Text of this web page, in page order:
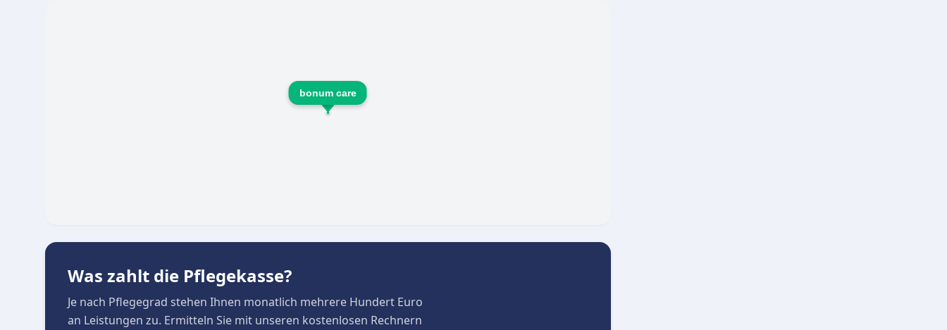
Individuelle Pflegeplanung und regelmäßige Pflegevisiten
Um eine konstante und verlässliche Versorgung im eigenen Zuhause zu gewährleisten, arbeiten
Beteiligten sichergestellt.
bonum care
Was zahlt die Pflegekasse?
Je nach Pflegegrad stehen Ihnen monatlich mehrere Hundert Euro
an Leistungen zu. Ermitteln Sie mit unseren kostenlosen Rechnern